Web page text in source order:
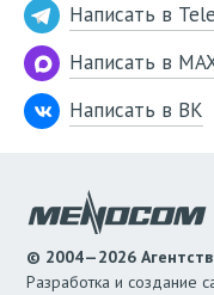
Написать в
Написать в
Написать в ВК
© 2004—2026
Разработка и создание